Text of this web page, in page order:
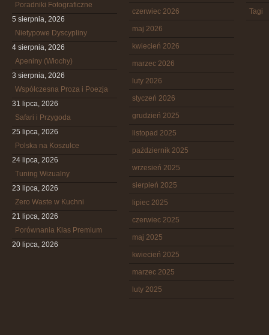
Poradniki Fotograficzne
5 sierpnia, 2026
Nietypowe Dyscypliny
4 sierpnia, 2026
Apeniny (Włochy)
3 sierpnia, 2026
Współczesna Proza i Poezja
31 lipca, 2026
Safari i Przygoda
25 lipca, 2026
Polska na Koszulce
24 lipca, 2026
Tuning Wizualny
23 lipca, 2026
Zero Waste w Kuchni
21 lipca, 2026
Porównania Klas Premium
20 lipca, 2026
czerwiec 2026
maj 2026
kwiecień 2026
marzec 2026
luty 2026
styczeń 2026
grudzień 2025
listopad 2025
październik 2025
wrzesień 2025
sierpień 2025
lipiec 2025
czerwiec 2025
maj 2025
kwiecień 2025
marzec 2025
luty 2025
Tagi